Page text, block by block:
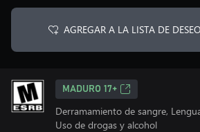
AGREGAR A LA LISTA DE
MADURO 17+
Derramamiento de sangre,
Uso de drogas y alcohol